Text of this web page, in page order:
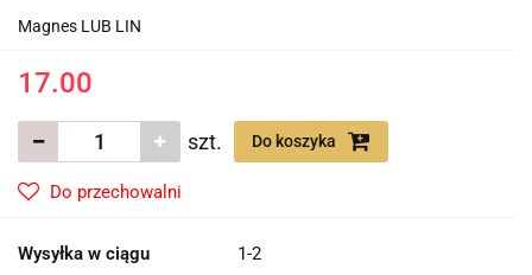
Magnes LUB LIN
17.00
szt. Do koszyka
Do przechowalni
Wysyłka w ciągu 1-2